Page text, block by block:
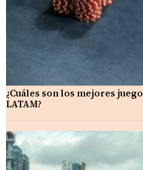
¿Cuáles son los mejores
LATAM?